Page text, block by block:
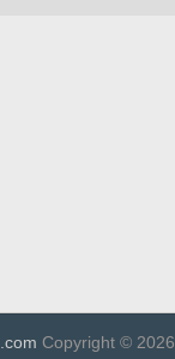
Copyright © 2026.